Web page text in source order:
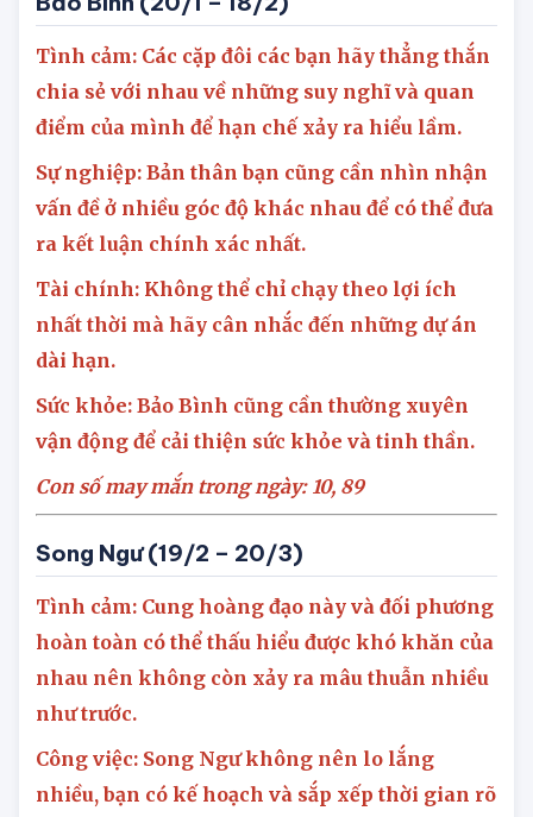
Bảo Bình (20/1 – 18/2)
Tình cảm: Các cặp đôi các bạn hãy thẳng thắn
chia sẻ với nhau về những suy nghĩ và quan
điểm của mình để hạn chế xảy ra hiểu lầm.
Sự nghiệp: Bản thân bạn cũng cần nhìn nhận
vấn đề ở nhiều góc độ khác nhau để có thể đưa
ra kết luận chính xác nhất.
Tài chính: Không thể chỉ chạy theo lợi ích
nhất thời mà hãy cân nhắc đến những dự án
dài hạn.
Sức khỏe: Bảo Bình cũng cần thường xuyên
vận động để cải thiện sức khỏe và tinh thần.
Con số may mắn trong ngày: 10, 89
Song Ngư (19/2 – 20/3)
Tình cảm: Cung hoàng đạo này và đối phương
hoàn toàn có thể thấu hiểu được khó khăn của
nhau nên không còn xảy ra mâu thuẫn nhiều
như trước.
Công việc: Song Ngư không nên lo lắng